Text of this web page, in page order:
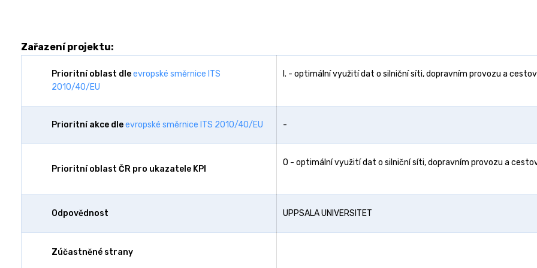
Zařazení projektu:
Prioritní oblast dleevropské směrnice ITS
2010/40/EU
I. - optimální využití dat o silniční síti, dopravním provozu a
Prioritní akce dleevropské směrnice ITS 2010/40/EU -
Prioritní oblast ČR pro ukazatele KPI
O - optimální využití dat o silniční síti, dopravním provozu a
Odpovědnost UPPSALA UNIVERSITET
Zúčastněné strany